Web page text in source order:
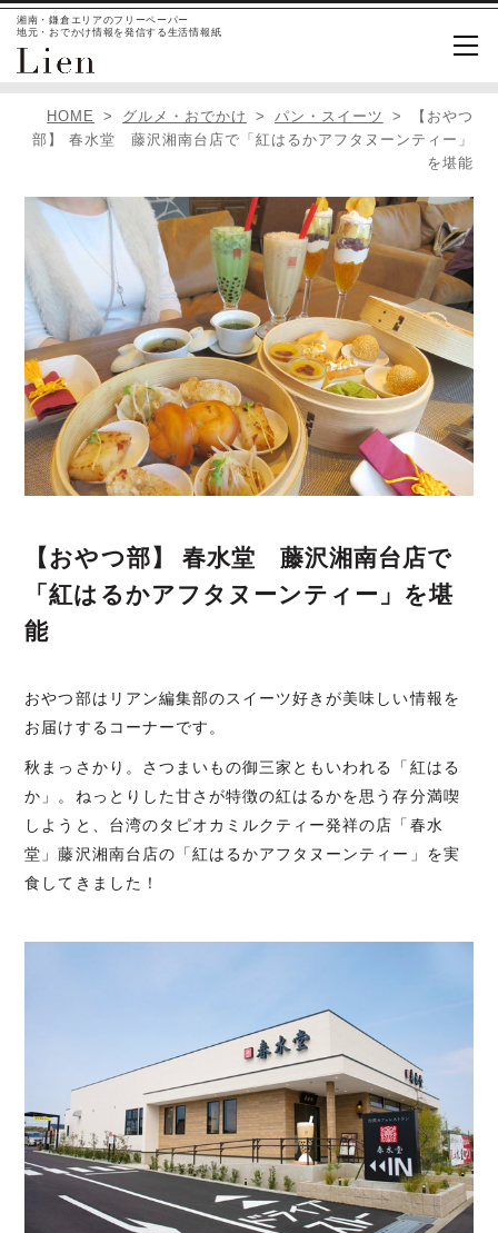
湘南・鎌倉エリアのフリーペーパー
地元・おでかけ情報を発信する生活情報紙
HOME グルメ・おでかけ パン・スイーツ
【おやつ
部】 春水堂 藤沢湘南台店で「紅はるかアフタヌーンティー」
を堪能
【おやつ部】 春水堂 藤沢湘南台店で
「紅はるかアフタヌーンティー」を堪
能
おやつ部はリアン編集部のスイーツ好きが美味しい情報を
お届けするコーナーです。
秋まっさかり。さつまいもの御三家ともいわれる「紅はる
か」。ねっとりした甘さが特徴の紅はるかを思う存分満喫
しようと、台湾のタピオカミルクティー発祥の店「春水
堂」藤沢湘南台店の「紅はるかアフタヌーンティー」を実
食してきました！